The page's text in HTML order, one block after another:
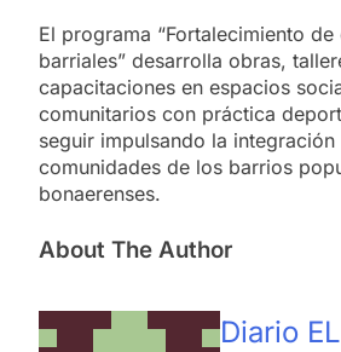
El programa “Fortalecimiento
barriales” desarrolla obras,
capacitaciones en espacios
comunitarios con práctica
seguir impulsando la
comunidades de los barrios
bonaerenses.
About The Author
Diario